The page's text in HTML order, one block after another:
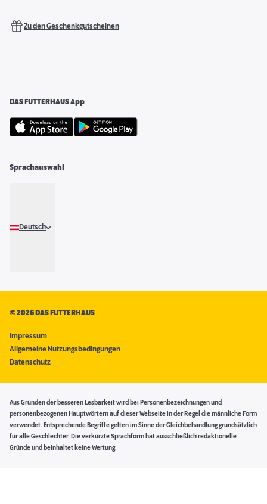
Zu den Geschenkgutscheinen
DAS FUTTERHAUS App
Sprachauswahl
Deutsch
©2026 DAS FUTTERHAUS
Impressum
Allgemeine Nutzungsbedingungen
Datenschutz
Aus Gründen der besseren Lesbarkeit wird bei Personenbezeichnungen und
personenbezogenen Hauptwörtern auf dieser Webseite in der Regel die männliche Form
verwendet. Entsprechende Begriffe gelten im Sinne der Gleichbehandlung grundsätzlich
für alle Geschlechter. Die verkürzte Sprachform hat ausschließlich redaktionelle
Gründe und beinhaltet keine Wertung.